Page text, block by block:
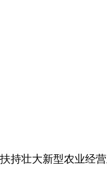
扶持壮大新型农业经